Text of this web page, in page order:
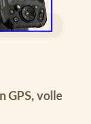
GPS, volle